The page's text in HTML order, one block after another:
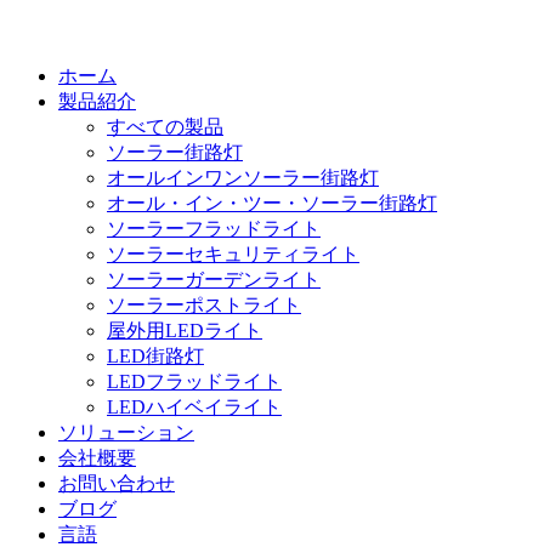
ホーム
製品紹介
すべての製品
ソーラー街路灯
オールインワンソーラー街路灯
オール・イン・ツー・ソーラー街路灯
ソーラーフラッドライト
ソーラーセキュリティライト
ソーラーガーデンライト
ソーラーポストライト
屋外用LEDライト
LED街路灯
LEDフラッドライト
LEDハイベイライト
ソリューション
会社概要
お問い合わせ
ブログ
言語